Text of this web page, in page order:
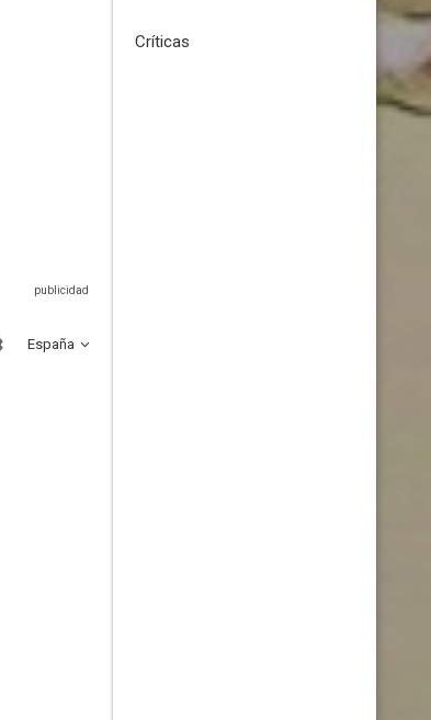
España
Críticas